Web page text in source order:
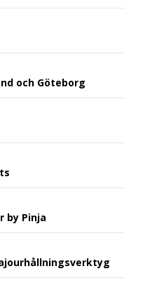
och Göteborg
by Pinja